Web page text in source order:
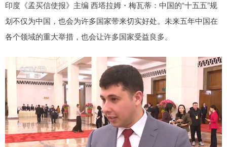
印度《孟买信使报》主编 西塔拉姆・梅瓦蒂：中国的“十五五”规
划不仅为中国，也会为许多国家带来切实好处。未来五年中国在
各个领域的重大举措，也会让许多国家受益良多。